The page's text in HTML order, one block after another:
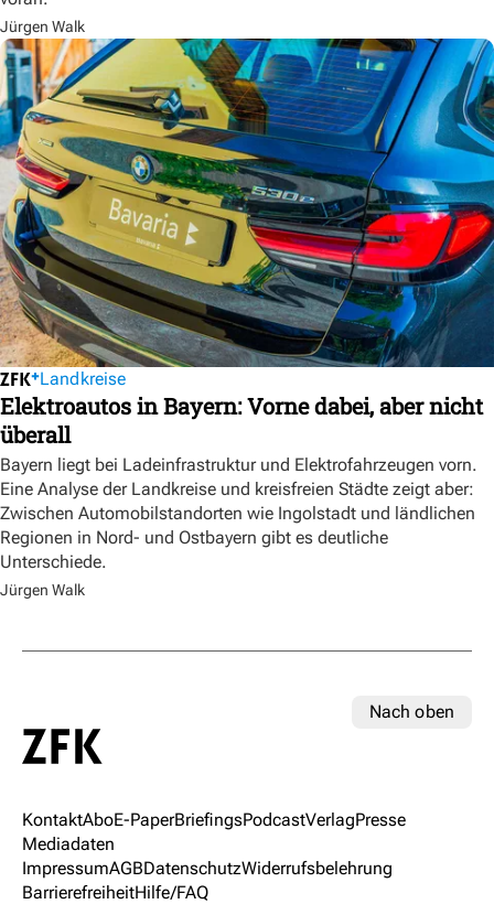
Jürgen Walk
Landkreise
Elektroautos in Bayern: Vorne dabei, aber nicht
überall
Bayern liegt bei Ladeinfrastruktur und Elektrofahrzeugen vorn.
Eine Analyse der Landkreise und kreisfreien Städte zeigt aber:
Zwischen Automobilstandorten wie Ingolstadt und ländlichen
Regionen in Nord- und Ostbayern gibt es deutliche
Unterschiede.
Jürgen Walk
Nach oben
KontaktAboE-PaperBriefingsPodcastVerlagPresse
Mediadaten
ImpressumAGBDatenschutzWiderrufsbelehrung
BarrierefreiheitHilfe/FAQ